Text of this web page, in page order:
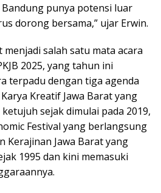
punya potensi luar
dorong bersama,” ujar Erwin.
salah satu mata acara
2025, yang tahun ini
terpadu dengan tiga agenda
Kreatif Jawa Barat yang
sejak dimulai pada 2019,
Festival yang berlangsung
Kerajinan Jawa Barat yang
1995 dan kini memasuki